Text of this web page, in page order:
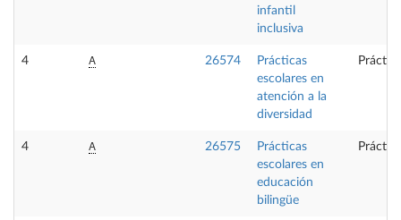
infantil
inclusiva
4 A 26574
Prácticas
escolares en
atención a la
diversidad
4 A 26575
Prácticas
escolares en
educación
bilingüe